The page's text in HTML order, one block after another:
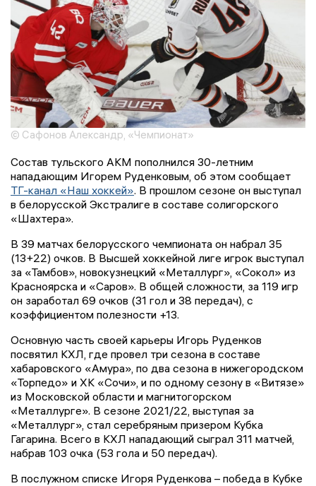
© Сафонов Александр, «Чемпионат»
Состав тульского АКМ пополнился 30-летним
нападающим Игорем Руденковым, об этом сообщает
ТГ-канал «Наш хоккей». В прошлом сезоне он выступал
в белорусской Экстралиге в составе солигорского
«Шахтера».
В 39 матчах белорусского чемпионата он набрал 35
(13+22) очков. В Высшей хоккейной лиге игрок выступал
за «Тамбов», новокузнецкий «Металлург», «Сокол» из
Красноярска и «Саров». В общей сложности, за 119 игр
он заработал 69 очков (31 гол и 38 передач), с
коэффициентом полезности +13.
Основную часть своей карьеры Игорь Руденков
посвятил КХЛ, где провел три сезона в составе
хабаровского «Амура», по два сезона в нижегородском
«Торпедо» и ХК «Сочи», и по одному сезону в «Витязе»
из Московской области и магнитогорском
«Металлурге». В сезоне 2021/22, выступая за
«Металлург», стал серебряным призером Кубка
Гагарина. Всего в КХЛ нападающий сыграл 311 матчей,
набрав 103 очка (53 гола и 50 передач).
В послужном списке Игоря Руденкова – победа в Кубке